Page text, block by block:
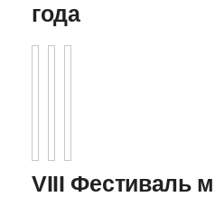
года
VIII Фестиваль